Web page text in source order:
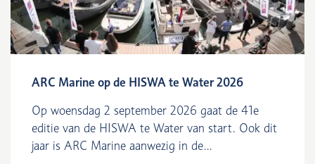
ARC Marine op de HISWA te Water 2026
Op woensdag 2 september 2026 gaat de 41e
editie van de HISWA te Water van start. Ook dit
jaar is ARC Marine aanwezig in de...